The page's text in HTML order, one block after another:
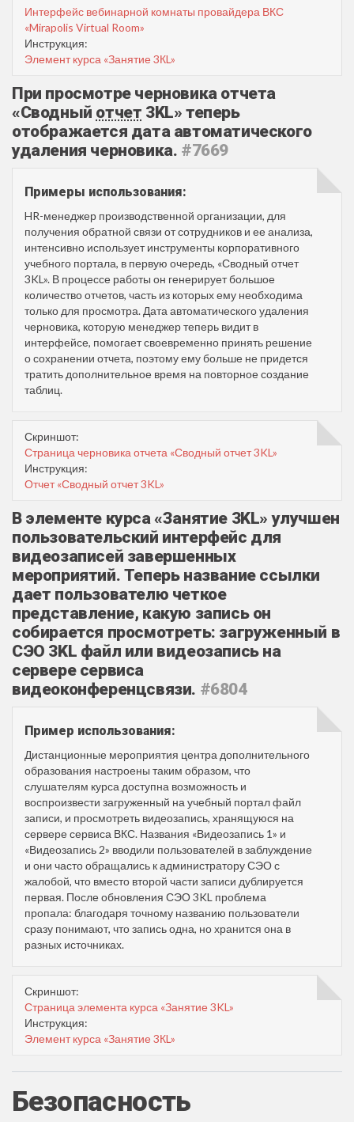
Интерфейс вебинарной комнаты провайдера ВКС
«Mirapolis Virtual Room»
Инструкция:
Элемент курса «Занятие 3КL»
При просмотре черновика отчета
«Сводный отчет 3KL» теперь
отображается дата автоматического
удаления черновика. #7669
Примеры использования:
HR-менеджер производственной организации, для
получения обратной связи от сотрудников и ее анализа,
интенсивно использует инструменты корпоративного
учебного портала, в первую очередь, «Сводный отчет
3KL». В процессе работы он генерирует большое
количество отчетов, часть из которых ему необходима
только для просмотра. Дата автоматического удаления
черновика, которую менеджер теперь видит в
интерфейсе, помогает своевременно принять решение
о сохранении отчета, поэтому ему больше не придется
тратить дополнительное время на повторное создание
таблиц.
Скриншот:
Страница черновика отчета «Сводный отчет 3KL»
Инструкция:
Отчет «Сводный отчет 3KL»
В элементе курса «Занятие 3KL» улучшен
пользовательский интерфейс для
видеозаписей завершенных
мероприятий. Теперь название ссылки
дает пользователю четкое
представление, какую запись он
собирается просмотреть: загруженный в
СЭО 3KL файл или видеозапись на
сервере сервиса
видеоконференцсвязи. #6804
Пример использования:
Дистанционные мероприятия центра дополнительного
образования настроены таким образом, что
слушателям курса доступна возможность и
воспроизвести загруженный на учебный портал файл
записи, и просмотреть видеозапись, хранящуюся на
сервере сервиса ВКС. Названия «Видеозапись 1» и
«Видеозапись 2» вводили пользователей в заблуждение
и они часто обращались к администратору СЭО с
жалобой, что вместо второй части записи дублируется
первая. После обновления СЭО 3KL проблема
пропала: благодаря точному названию пользователи
сразу понимают, что запись одна, но хранится она в
разных источниках.
Скриншот:
Страница элемента курса «Занятие 3KL»
Инструкция:
Элемент курса «Занятие 3КL»
Безопасность